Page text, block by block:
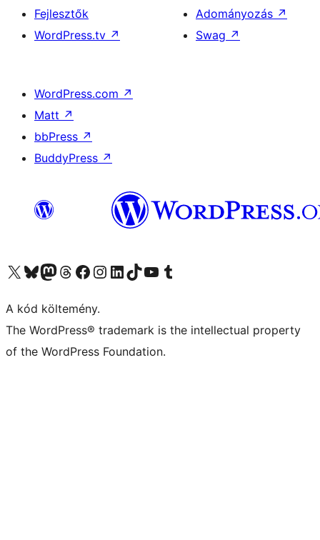
Fejlesztők
WordPress.tv ↗
Adományozás ↗
Swag ↗
WordPress.com ↗
Matt ↗
bbPress ↗
BuddyPress ↗
Visit our X (formerly Twitter) account
Visit our Bluesky account
Twitter csatornánk
Visit our Threads account
Facebook oldalunk megtekintése
Visit our Instagram account
Visit our LinkedIn account
Visit our TikTok account
Visit our YouTube channel
Visit our Tumblr account
A kód költemény.
The WordPress® trademark is the intellectual property
of the WordPress Foundation.